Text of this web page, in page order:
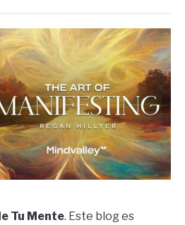
Tu Mente. Este blog es